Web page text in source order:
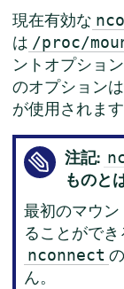
現在有効な
は /proc/
ントオプショ
のオプション
が使用されます
注記:
ものと
最初のマウ
ることがで
nconnect
ん。